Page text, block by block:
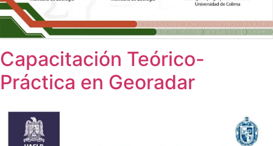
Capacitación Teórico-
Práctica en Georadar